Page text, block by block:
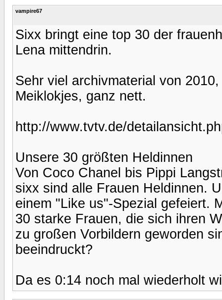
vampire67
Sixx bringt eine top 30 der
Lena mittendrin.
Sehr viel archivmaterial von
Meiklokjes, ganz nett.
http://www.tvtv.de/
Unsere 30 größten Heldinnen
Von Coco Chanel bis Pippi
sixx sind alle Frauen Heldinnen.
einem "Like us"-Spezial gefeiert.
30 starke Frauen, die sich ihren
zu großen Vorbildern geworden
beeindruckt?
Da es 0:14 noch mal wiederholt